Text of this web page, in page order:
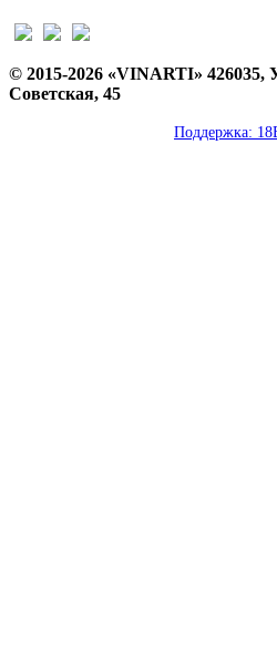
© 2015-2026 «VINARTI» 426035,
Советская, 45
Поддержка: